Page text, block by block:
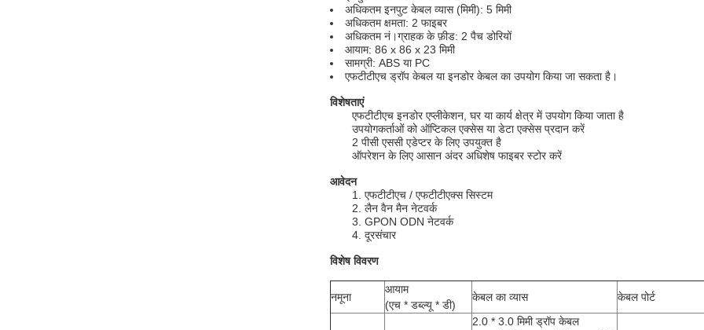
अधिकतम इनपुट केबल व्यास (मिमी): 5 मिमी
अधिकतम क्षमता: 2 फाइबर
अधिकतम नं।ग्राहक के फ़ीड: 2 पैच डोरियों
आयाम: 86 x 86 x 23 मिमी
सामग्री: ABS या PC
एफटीटीएच ड्रॉप केबल या इनडोर केबल का उपयोग किया जा सकता है।
विशेषताएं
एफटीटीएच इनडोर एप्लीकेशन, घर या कार्य क्षेत्र में उपयोग किया जाता है
उपयोगकर्ताओं को ऑप्टिकल एक्सेस या डेटा एक्सेस प्रदान करें
2 पीसी एससी एडेप्टर के लिए उपयुक्त है
ऑपरेशन के लिए आसान अंदर अधिशेष फाइबर स्टोर करें
आवेदन
1. एफटीटीएच / एफटीटीएक्स सिस्टम
2. लैन वैन मैन नेटवर्क
3. GPON ODN नेटवर्क
4. दूरसंचार
विशेष विवरण
नमूना
आयाम
(एच * डब्ल्यू * डी)
केबल का व्यास केबल पोर्ट
2.0 * 3.0 मिमी ड्रॉप केबल